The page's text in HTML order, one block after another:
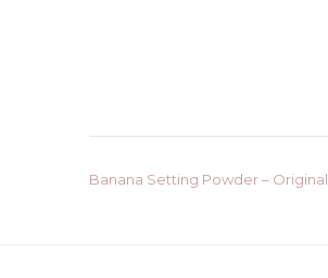
Post
Banana Setting Powder – Original